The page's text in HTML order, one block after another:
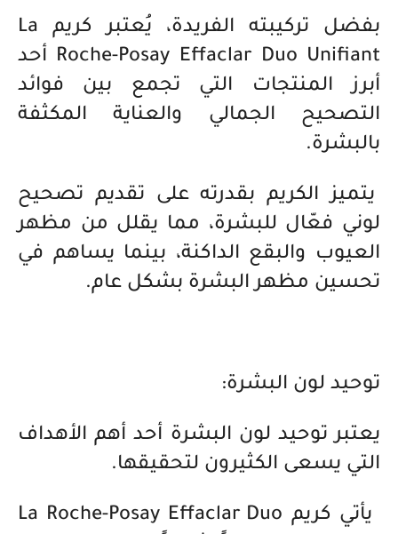
بفضل تركيبته الفريدة، يُعتبر كريم La
Roche-Posay Effaclar Duo Unifiant أحد
أبرز المنتجات التي تجمع بين فوائد
التصحيح الجمالي والعناية المكثفة
بالبشرة.
يتميز الكريم بقدرته على تقديم تصحيح
لوني فعّال للبشرة، مما يقلل من مظهر
العيوب والبقع الداكنة، بينما يساهم في
تحسين مظهر البشرة بشكل عام.
توحيد لون البشرة:
يعتبر توحيد لون البشرة أحد أهم الأهداف
التي يسعى الكثيرون لتحقيقها.
يأتي كريم La Roche-Posay Effaclar Duo